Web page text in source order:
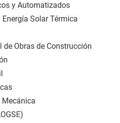
y Automatizados
Solar Térmica
de Obras de Construcción
Mecánica